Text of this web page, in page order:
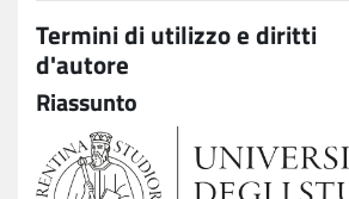
Termini di utilizzo e diritti
d'autore
Riassunto